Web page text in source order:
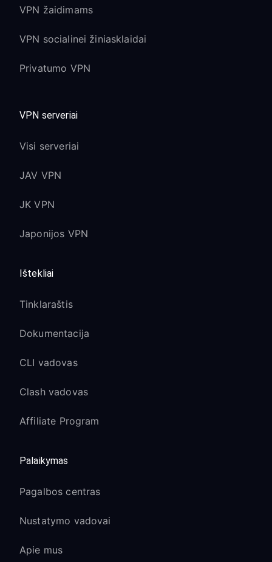
VPN žaidimams
VPN socialinei žiniasklaidai
Privatumo VPN
VPN serveriai
Visi serveriai
JAV VPN
JK VPN
Japonijos VPN
Ištekliai
Tinklaraštis
Dokumentacija
CLI vadovas
Clash vadovas
Affiliate Program
Palaikymas
Pagalbos centras
Nustatymo vadovai
Apie mus